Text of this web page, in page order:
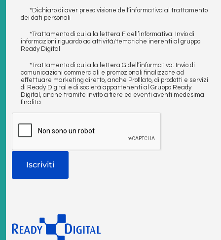
*Dichiaro di aver preso visione dell’informativa al trattamento
dei dati personali
*Trattamento di cui alla lettera F dell’informativa: Invio di
informazioni riguardo ad attività/tematiche inerenti al gruppo
Ready Digital
*Trattamento di cui alla lettera G dell’informativa: Invio di
comunicazioni commerciali e promozionali finalizzate ad
effettuare marketing diretto, anche Profilato, di prodotti e servizi
di Ready Digital e di società appartenenti al Gruppo Ready
Digital, anche tramite invito a fiere ed eventi aventi medesima
finalità